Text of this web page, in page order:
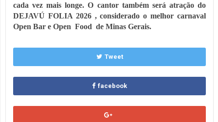
cada vez mais longe. O cantor também será atração do
DEJAVÚ FOLIA 2026 , considerado o melhor carnaval
Open Bar e Open Food de Minas Gerais.
Tweet
facebook